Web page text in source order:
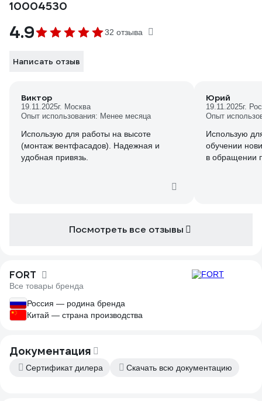
10004530
4.9 32 отзыва
Написать отзыв
Виктор
19.11.2025г. Москва
Опыт использования: Менее месяца
Использую для работы на высоте
(монтаж вентфасадов). Надежная и
удобная привязь.
Юрий
19.11.2025г.
Опыт
Использую
обучении
в обращении
Посмотреть все отзывы
FORT
Все товары бренда
Россия — родина бренда
Китай — страна производства
Документация
Сертификат дилера Скачать всю документацию